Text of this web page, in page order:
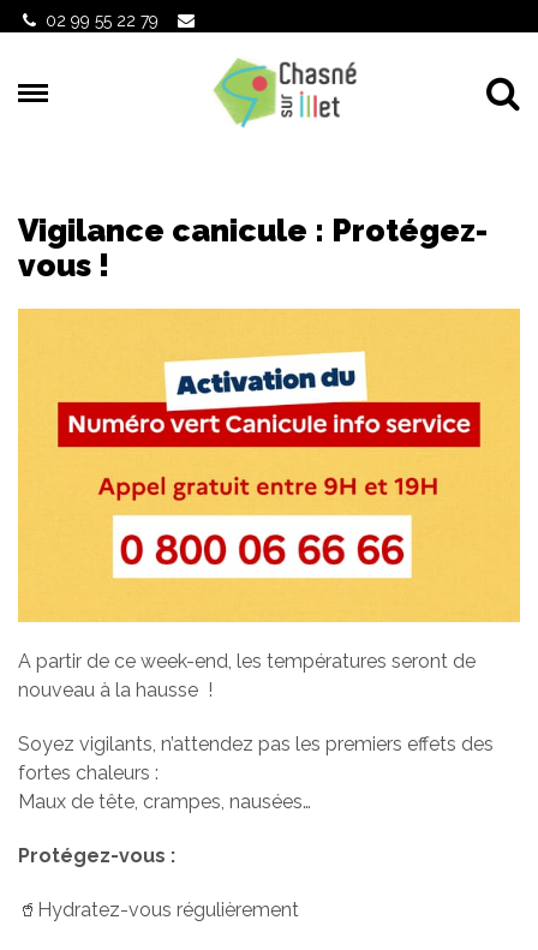
Gestion des traceurs
02 99 55 22 79
Vigilance canicule : Protégez-
vous !
A partir de ce week-end, les températures seront de
nouveau à la hausse !
Soyez vigilants, n’attendez pas les premiers effets des
fortes chaleurs :
Maux de tête, crampes, nausées…
Protégez-vous :
🥤 Hydratez-vous régulièrement